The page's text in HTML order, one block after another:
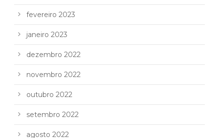
fevereiro 2023
janeiro 2023
dezembro 2022
novembro 2022
outubro 2022
setembro 2022
agosto 2022